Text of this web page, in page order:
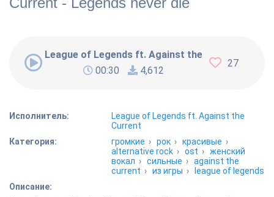
League of Legends ft. Against the Current -
00:30
4,612
27
Исполнитель:
League of Legends ft. Against the
Current
Категория:
громкие ›рок ›красивые ›
alternative rock ›ost ›женский
вокал ›сильные ›against the
current ›из игры ›
league of legends
Описание: